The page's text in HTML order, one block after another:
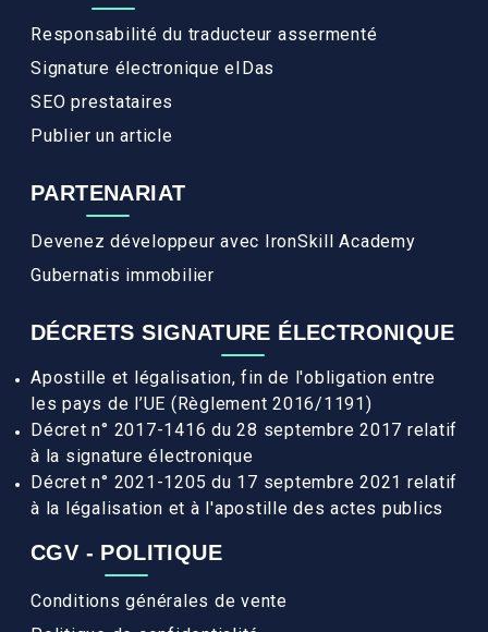
Responsabilité du traducteur assermenté
Signature électronique eIDas
SEO prestataires
Publier un article
PARTENARIAT
Devenez développeur avec IronSkill Academy
Gubernatis immobilier
DÉCRETS SIGNATURE ÉLECTRONIQUE
Apostille et légalisation, fin de l'obligation entre
les pays de l’UE (Règlement 2016/1191)
Décret n° 2017-1416 du 28 septembre 2017 relatif
à la signature électronique
Décret n° 2021-1205 du 17 septembre 2021 relatif
à la légalisation et à l'apostille des actes publics
CGV - POLITIQUE
Conditions générales de vente